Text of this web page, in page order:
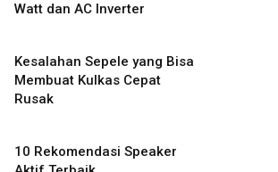
Watt dan AC Inverter
Kesalahan Sepele yang Bisa
Membuat Kulkas Cepat
Rusak
10 Rekomendasi Speaker